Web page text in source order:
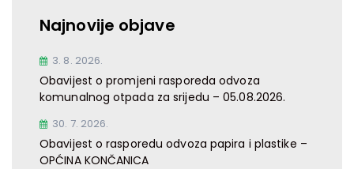
Najnovije objave
3. 8. 2026.
Obavijest o promjeni rasporeda odvoza
komunalnog otpada za srijedu – 05.08.2026.
30. 7. 2026.
Obavijest o rasporedu odvoza papira i plastike –
OPĆINA KONČANICA